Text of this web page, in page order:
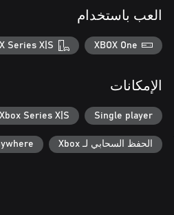
العب باستخدام
XBOX One
Series X|S
الإمكانات
Single player
Series X|S
الحفظ السحابي لـ Xbox